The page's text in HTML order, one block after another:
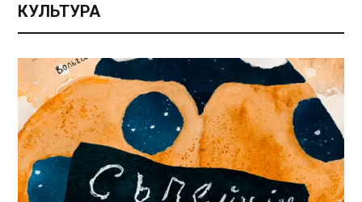
КУЛЬТУРА